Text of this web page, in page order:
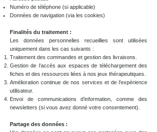
Numéro de téléphone (si applicable)
Données de navigation (via les cookies)
Finalités du traitement :
Les données personnelles recueillies sont utilisées
uniquement dans les cas suivants :
Traitement des commandes et gestion des livraisons.
Gestion de l’accès aux espaces de téléchargement des
fiches et des ressources liées à nos jeux thérapeutiques.
Amélioration continue de nos services et de l’expérience
utilisateur.
Envoi de communications d’information, comme des
newsletters (si vous avez donné votre consentement).
Partage des données :